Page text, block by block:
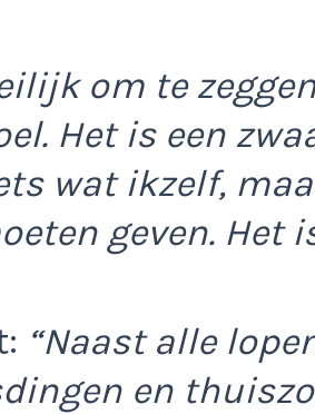
om te
Het is een
wat ikzelf,
geven. Het
“Naast alle
en